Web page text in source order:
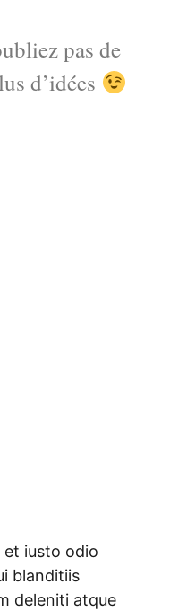
pas de
d’idées
et iusto odio
blanditiis
deleniti atque